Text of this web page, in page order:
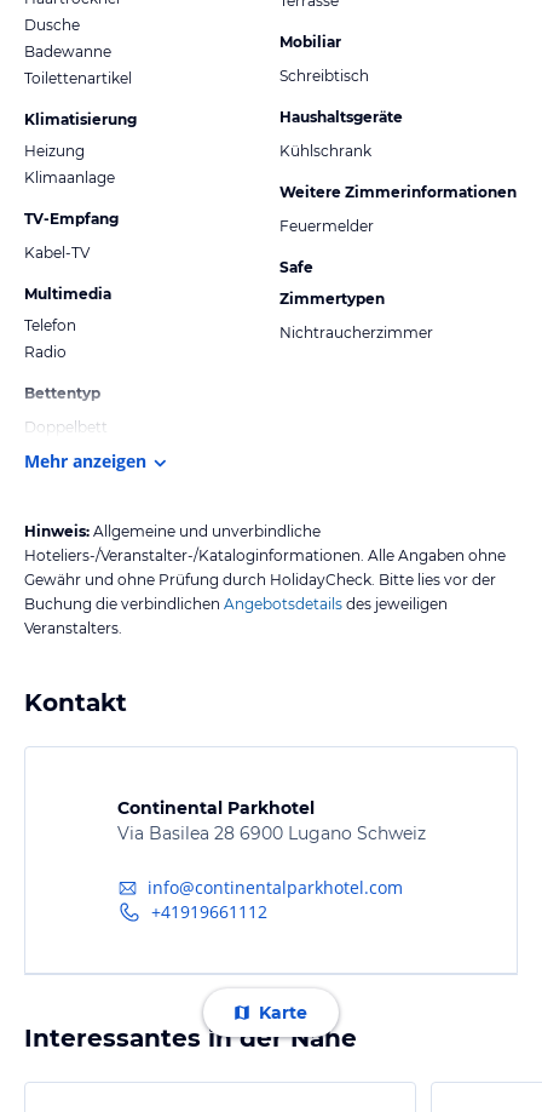
Dusche
Badewanne
Toilettenartikel
Klimatisierung
Heizung
Klimaanlage
TV-Empfang
Kabel-TV
Multimedia
Telefon
Radio
Bettentyp
Doppelbett
Mobiliar
Schreibtisch
Haushaltsgeräte
Kühlschrank
Weitere Zimmerinformationen
Feuermelder
Safe
Zimmertypen
Nichtraucherzimmer
Mehr anzeigen
Hinweis: Allgemeine und unverbindliche
Hoteliers-/Veranstalter-/Kataloginformationen. Alle Angaben ohne
Gewähr und ohne Prüfung durch HolidayCheck. Bitte lies vor der
Buchung die verbindlichen Angebotsdetails des jeweiligen
Veranstalters.
Kontakt
Continental Parkhotel
Via Basilea 28 6900 Lugano Schweiz
info@continentalparkhotel.com
+41919661112
Karte
Interessantes in der Nähe